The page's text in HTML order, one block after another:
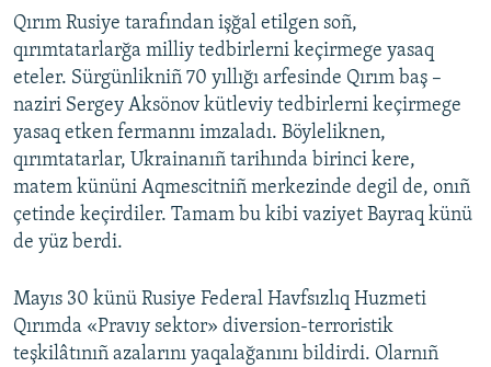
Qırım Rusiye tarafından işğal etilgen soñ,
qırımtatarlarğa milliy tedbirlerni keçirmege yasaq
eteler. Sürgünlikniñ 70 yıllığı arfesinde Qırım baş –
naziri Sergey Aksönov kütleviy tedbirlerni keçirmege
yasaq etken fermannı imzaladı. Böyleliknen,
qırımtatarlar, Ukrainanıñ tarihında birinci kere,
matem kününi Aqmescitniñ merkezinde degil de, onıñ
çetinde keçirdiler. Tamam bu kibi vaziyet Bayraq künü
de yüz berdi.
Mayıs 30 künü Rusiye Federal Havfsızlıq Huzmeti
Qırımda «Pravıy sektor» diversion-terroristik
teşkilâtınıñ azalarını yaqalağanını bildirdi. Olarnıñ